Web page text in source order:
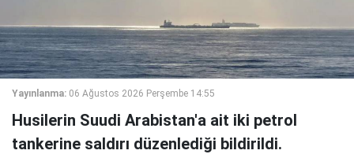
Yayınlanma: 06 Ağustos 2026 Perşembe 14:55
Husilerin Suudi Arabistan'a ait iki petrol
tankerine saldırı düzenlediği bildirildi.